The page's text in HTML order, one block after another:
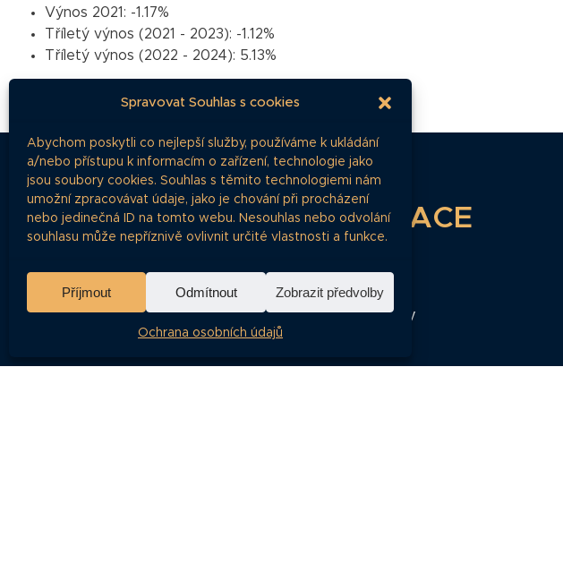
Spravovat Souhlas s cookies
Abychom poskytli co nejlepší služby, používáme k ukládání
a/nebo přístupu k informacím o zařízení, technologie jako
jsou soubory cookies. Souhlas s těmito technologiemi nám
umožní zpracovávat údaje, jako je chování při procházení
nebo jedinečná ID na tomto webu. Nesouhlas nebo odvolání
souhlasu může nepříznivě ovlivnit určité vlastnosti a funkce.
Příjmout Odmítnout Zobrazit předvolby
Ochrana osobních údajů
Výnos 2021: -1.17%
Tříletý výnos (2021 - 2023): -1.12%
Tříletý výnos (2022 - 2024): 5.13%
Vše o dluhopisech na jednom místě
NAVIGACE
Časté dotazy